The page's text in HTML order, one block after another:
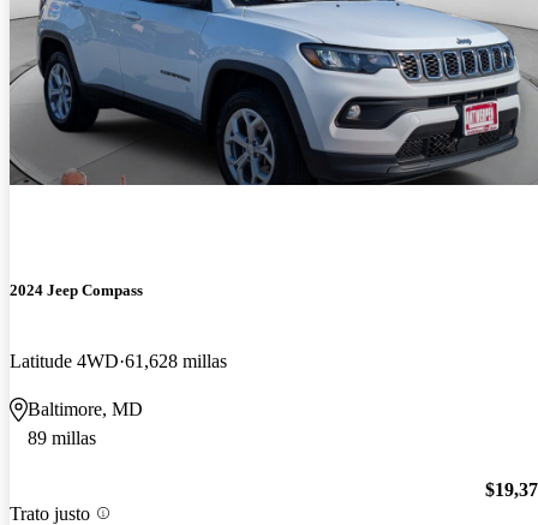
2024 Jeep Compass
Latitude 4WD 61,628 millas
Baltimore, MD
89 millas
Trato justo